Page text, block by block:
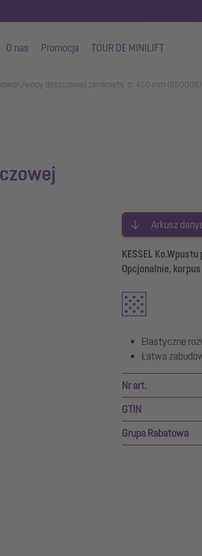
O nas Promocja TOUR DE MINILIFT
wody deszczowej zamknięty, d: 450 mm (850008)
Arkusz
KESSEL
Opcjonalnie,
Elastyczne
Łatwa
Nr art.
GTIN
Grupa Rabatowa